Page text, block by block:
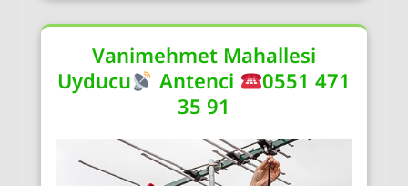
Vanimehmet Mahallesi
Uyducu
Antenci
0551 471
35 91